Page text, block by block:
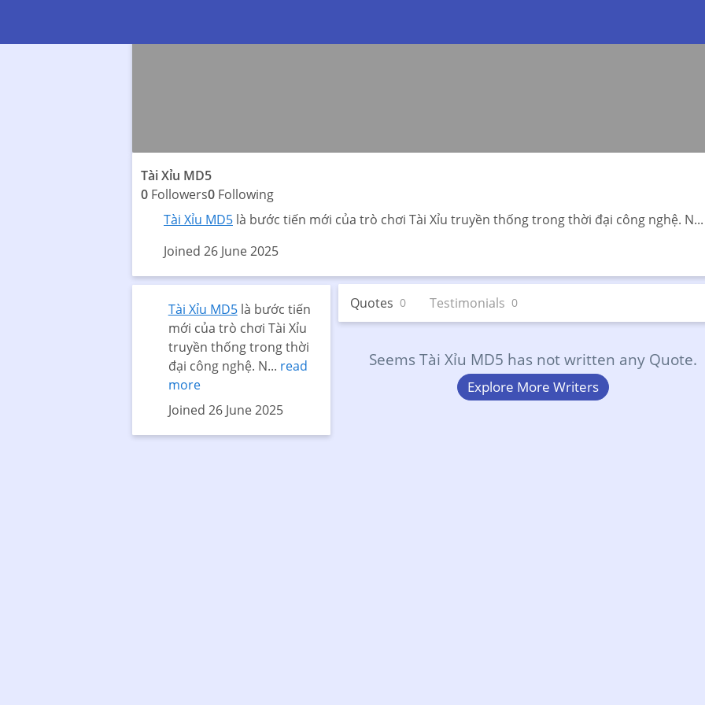
Tài Xỉu MD5
0 Followers0 Following
Tài Xỉu MD5 là bước tiến mới của trò chơi Tài Xỉu truyền thống trong thời đại công nghệ. N...
Joined 26 June 2025
Tài Xỉu MD5là bước tiến
mới của trò chơi Tài Xỉu
truyền thống trong thời
đại công nghệ. N... read
more
Joined 26 June 2025
Quotes 0 Testimonials 0
Seems Tài Xỉu MD5 has not written any Quote.
Explore More Writers